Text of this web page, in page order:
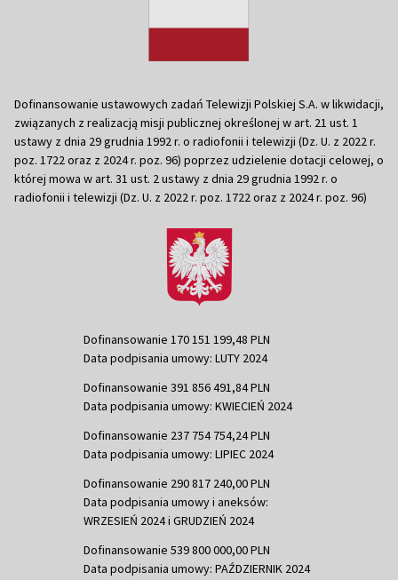
Dofinansowanie ustawowych zadań Telewizji Polskiej S.A. w likwidacji,
związanych z realizacją misji publicznej określonej w art. 21 ust. 1
ustawy z dnia 29 grudnia 1992 r. o radiofonii i telewizji (Dz. U. z 2022 r.
poz. 1722 oraz z 2024 r. poz. 96) poprzez udzielenie dotacji celowej, o
której mowa w art. 31 ust. 2 ustawy z dnia 29 grudnia 1992 r. o
radiofonii i telewizji (Dz. U. z 2022 r. poz. 1722 oraz z 2024 r. poz. 96)
Dofinansowanie 170 151 199,48 PLN
Data podpisania umowy: LUTY 2024
Dofinansowanie 391 856 491,84 PLN
Data podpisania umowy: KWIECIEŃ 2024
Dofinansowanie 237 754 754,24 PLN
Data podpisania umowy: LIPIEC 2024
Dofinansowanie 290 817 240,00 PLN
Data podpisania umowy i aneksów:
WRZESIEŃ 2024 i GRUDZIEŃ 2024
Dofinansowanie 539 800 000,00 PLN
Data podpisania umowy: PAŹDZIERNIK 2024